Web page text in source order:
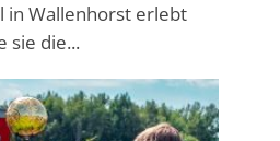
in Wallenhorst erlebt
sie die...